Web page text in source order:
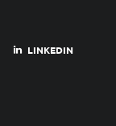
LINKEDIN